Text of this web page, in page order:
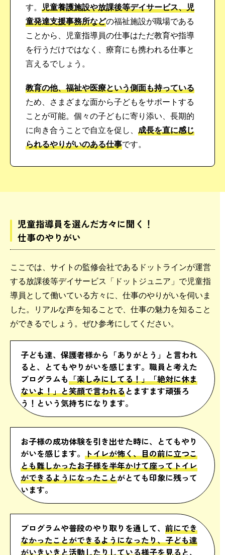
す。 児童養護施設や放課後等デイサービス、児
童発達支援事務所などの福祉施設が職場である
ことから、児童指導員の仕事はただ教育や指導
を行うだけではなく、療育にも携われる仕事と
言えるでしょう。
教育の他、福祉や医療という側面も持っている
ため、さまざまな面から子どもをサポートする
ことが可能。個々の子どもに寄り添い、長期的
に向き合うことで自立を促し、 成長を直に感じ
られるやりがいのある仕事です。
児童指導員を選んだ方々に聞く！
仕事のやりがい
ここでは、サイトの監修会社であるドットラインが運営
する放課後等デイサービス「ドットジュニア」で児童指
導員として働いている方々に、仕事のやりがいを伺いま
した。リアルな声を知ることで、仕事の魅力を知ること
ができるでしょう。ぜひ参考にしてください。
子ども達、保護者様から「ありがとう」と言われ
ると、とてもやりがいを感じます。職員と考えた
プログラムも「楽しみにしてる！」「絶対に休ま
ないよ！」と笑顔で言われるとますます頑張ろ
う！という気持ちになります。
お子様の成功体験を引き出せた時に、とてもやり
がいを感じます。 トイレが怖く、目の前に立つこ
とも難しかったお子様を半年かけて座ってトイレ
ができるようになったことがとても印象に残って
います。
プログラムや普段のやり取りを通して、 前にでき
なかったことができるようになったり、子ども達
がいきいきと活動したりしている様子を見ると、